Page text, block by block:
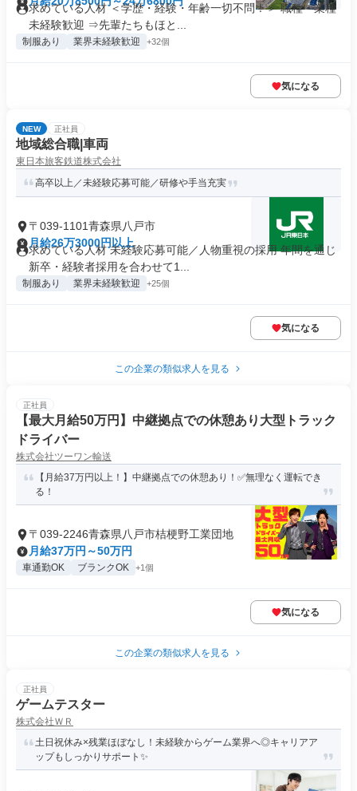
求めている人材 ＜学歴・経験・年齢一切不問！＞ 職種・業種
未経験歓迎 ⇒先輩たちもほと...
制服あり 業界未経験歓迎 +32個
気になる
NEW 正社員
地域総合職|車両
東日本旅客鉄道株式会社
高卒以上／未経験応募可能／研修や手当充実
〒039-1101青森県八戸市
月給26万3000円以上
求めている人材 未経験応募可能／人物重視の採用 年間を通じ
新卒・経験者採用を合わせて1...
制服あり 業界未経験歓迎 +25個
気になる
この企業の類似求人を見る
正社員
【最大月給50万円】中継拠点での休憩あり大型トラック
ドライバー
株式会社ツーワン輸送
【月給37万円以上！】中継拠点での休憩あり！✅無理なく運転でき
る！
〒039-2246青森県八戸市桔梗野工業団地
月給37万円～50万円
車通勤OK ブランクOK +1個
気になる
この企業の類似求人を見る
正社員
ゲームテスター
株式会社ＷＲ
土日祝休み×残業ほぼなし！未経験からゲーム業界へ◎キャリアア
ップもしっかりサポート✨